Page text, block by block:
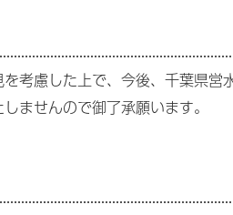
考慮した上で、今後、千葉県営
ませんので御了承願います。